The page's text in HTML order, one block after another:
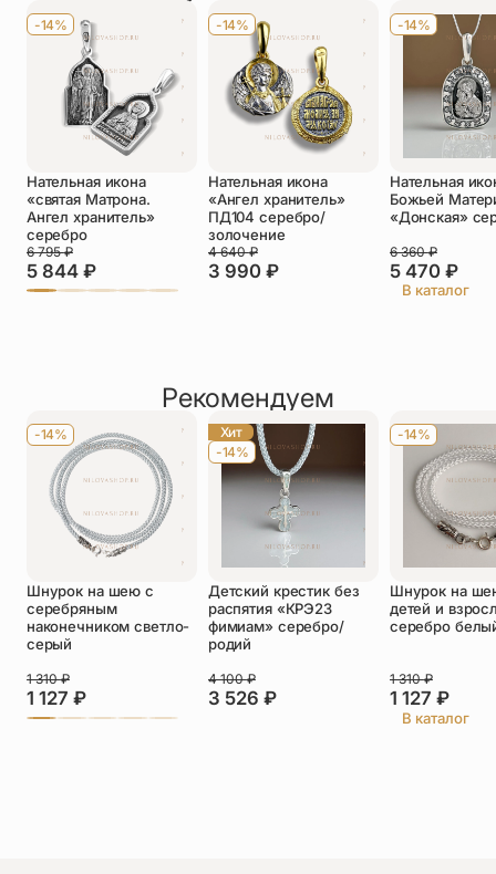
Телефон
Отзыв*
Прикрепить фото
Оставить отзыв
Подтверждаю свое согласие с
политикой конфиденциальностии даю
согласие на обработку персональных
данных
Пока нет отзывов. Будьте первым!
-14%
Нательная икона
«святая Матрона.
Ангел хранитель»
серебро
5 844 ₽
6 795₽
-14%
Нательная икона
«Ангел хранитель»
ПД104 серебро/
золочение
3 990 ₽
4 640₽
-14%
Нательная
Божьей
«Донская»
5 470 ₽
6 360₽
В каталог
Рекомендуем
-14%
Шнурок на шею с
серебряным
наконечником светло-
серый
1 127 ₽
1 310₽
Хит
-14%
Детский крестик без
распятия «КРЭ23
фимиам» серебро/
родий
3 526 ₽
4 100₽
-14%
Шнурок на
детей и
серебро
1 127 ₽
1 310₽
В каталог